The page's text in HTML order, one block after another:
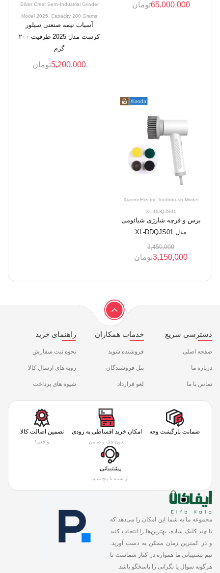
65,000,000تومان Silver Crest Semi-Industrial Grinder
Model 2025, Capacity 200 Grams
آسیاب نیمه صنعتی سیلور
کرست مدل 2025 ظرفیت ۲۰۰
گرم
5,200,000تومان
Xiaomi Electric Toothbrush Model
XL-DDQJS01
برس و فرچه شارژی شیائومی
مدل XL-DDQJS01
3,450,000
3,150,000تومان
دسترسی سریع
صفحه اصلی
درباره ما
تماس با ما
خدمات همکاران
فروشنده شوید
پنل فروشندگان
لغو قرارداد
راهنمای خرید
نحوه ثبت سفارش
رویه های ارسال کالا
شیوه های پرداخت
ضمانت بازگشت وجه امکان خرید اقساطی به زودی
بدون چک و ضامن
تضمین اصالت کالا
واقعی!
پشتیبانی
از شنبه تا پنج شنبه
مجموعه ما به شما این امکان را می‌دهد که
با چند کلیک ساده، بهترین‌ها را انتخاب کنید
و در کمترین زمان ممکن به دست آورید.
تیم پشتیبانی ما همواره در کنار شماست تا
هرگونه سوال یا نگرانی را پاسخگو باشد.